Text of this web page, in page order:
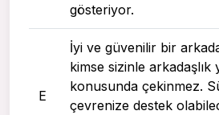
gösteriyor.
E
İyi ve güvenilir bir
kimse sizinle arkadaşlık
konusunda çekinmez.
çevrenize destek